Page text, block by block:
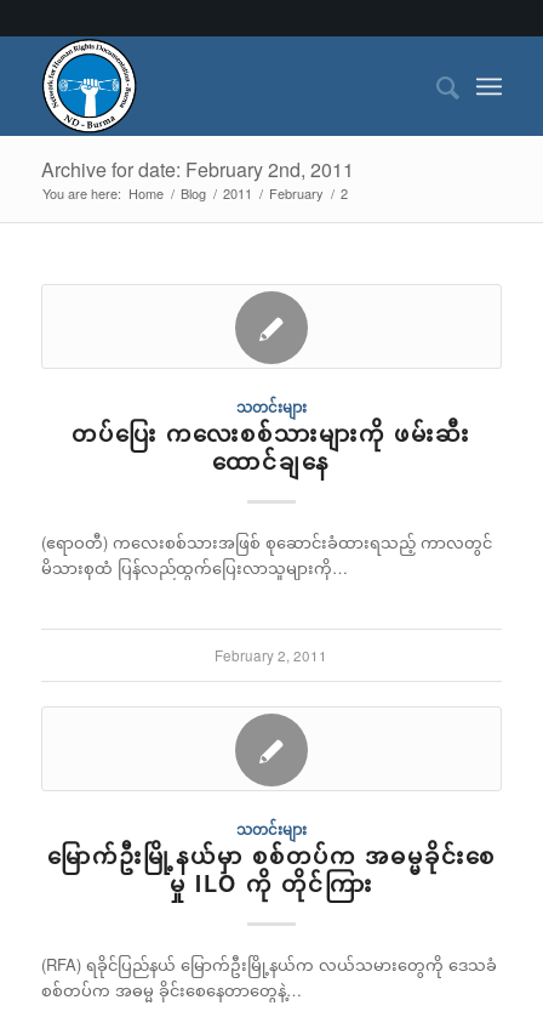
Archive for date: February 2nd, 2011
You are here: Home / Blog / 2011 / February / 2
သတင်းများ
တပ်ပြေး ကလေးစစ်သားများကို ဖမ်းဆီး
ထောင်ချနေ
(ဧရာဝတီ) ကလေးစစ်သားအဖြစ် စုဆောင်းခံထားရသည့် ကာလတွင်
မိသားစုထံ ပြန်လည်ထွက်ပြေးလာသူများကို…
February 2, 2011
သတင်းများ
မြောက်ဦးမြို့နယ်မှာ စစ်တပ်က အဓမ္မခိုင်းစေ
မှု ILO ကို တိုင်ကြား
(RFA) ရခိုင်ပြည်နယ် မြောက်ဦးမြို့နယ်က လယ်သမားတွေကို ဒေသခံ
စစ်တပ်က အဓမ္မ ခိုင်းစေနေတာတွေနဲ့…